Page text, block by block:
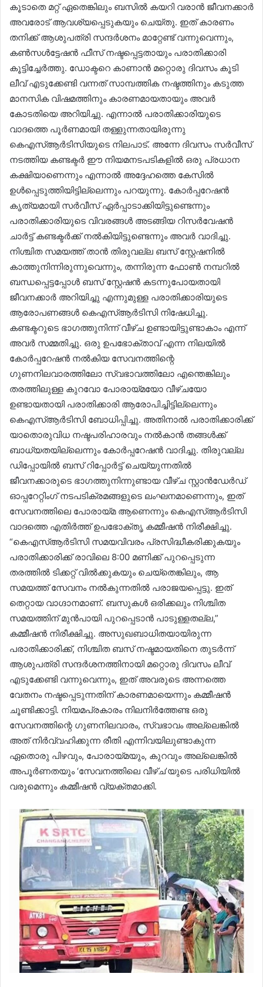
കൂടാതെ മറ്റ് ഏതെങ്കിലും ബസിൽ കയറി വരാൻ ജീവനക്കാർ
അവരോട് ആവശ്യപ്പെടുകയും ചെയ്തു. ഇത് കാരണം
തനിക്ക് ആശുപത്രി സന്ദർശനം മാറ്റേണ്ട് വന്നുവെന്നും,
കൺസൾട്ടേഷൻ ഫീസ് നഷ്ടപ്പെട്ടതായും പരാതിക്കാരി
കൂട്ടിച്ചേർത്തു. ഡോക്ടറെ കാണാൻ മറ്റൊരു ദിവസം കൂടി
ലീവ് എടുക്കേണ്ടി വന്നത് സാമ്പത്തിക നഷ്ടത്തിനും കടുത്ത
മാനസിക വിഷമത്തിനും കാരണമായതായും അവർ
കോടതിയെ അറിയിച്ചു. എന്നാൽ പരാതിക്കാരിയുടെ
വാദത്തെ പൂർണമായി തള്ളുന്നതായിരുന്നു
കെഎസ്ആർടിസിയുടെ നിലപാട്. അന്നേ ദിവസം സർവീസ്
നടത്തിയ കണ്ടക്ടർ ഈ നിയമനടപടികളിൽ ഒരു പ്രധാന
കക്ഷിയാണെന്നും എന്നാൽ അദ്ദേഹത്തെ കേസിൽ
ഉൾപ്പെടുത്തിയിട്ടില്ലെന്നും പറയുന്നു. കോർപ്പറേഷൻ
കൃത്യമായി സർവീസ് ഏർപ്പാടാക്കിയിട്ടുണ്ടെന്നും
പരാതിക്കാരിയുടെ വിവരങ്ങൾ അടങ്ങിയ റിസർവേഷൻ
ചാർട്ട് കണ്ടക്ടർക്ക് നൽകിയിട്ടുണ്ടെന്നും അവർ വാദിച്ചു.
നിശ്ചിത സമയത്ത് താൻ തിരുവല്ല ബസ് സ്റ്റേഷനിൽ
കാത്തുനിന്നിരുന്നുവെന്നും, തന്നിരുന്ന ഫോൺ നമ്പറിൽ
ബന്ധപ്പെട്ടപ്പോൾ ബസ് സ്റ്റേഷൻ കടന്നുപോയതായി
ജീവനക്കാർ അറിയിച്ചു എന്നുമുള്ള പരാതിക്കാരിയുടെ
ആരോപണങ്ങൾ കെഎസ്ആർടിസി നിഷേധിച്ചു.
കണ്ടക്ടറുടെ ഭാഗത്തുനിന്ന് വീഴ്ച ഉണ്ടായിട്ടുണ്ടാകാം എന്ന്
അവർ സമ്മതിച്ചു. ഒരു ഉപഭോക്താവ് എന്ന നിലയിൽ
കോർപ്പറേഷൻ നൽകിയ സേവനത്തിന്റെ
ഗുണനിലവാരത്തിലോ സ്വഭാവത്തിലോ എന്തെങ്കിലും
തരത്തിലുള്ള കുറവോ പോരായ്മയോ വീഴ്ചയോ
ഉണ്ടായതായി പരാതിക്കാരി ആരോപിച്ചിട്ടില്ലെന്നും
കെഎസ്ആർടിസി ബോധിപ്പിച്ചു. അതിനാൽ പരാതിക്കാരിക്ക്
യാതൊരുവിധ നഷ്ടപരിഹാരവും നൽകാൻ തങ്ങൾക്ക്
ബാധ്യതയില്ലെന്നും കോർപ്പറേഷൻ വാദിച്ചു. തിരുവല്ല
ഡിപ്പോയിൽ ബസ് റിപ്പോർട്ട് ചെയ്യുന്നതിൽ
ജീവനക്കാരുടെ ഭാഗത്തുനിന്നുണ്ടായ വീഴ്ച സ്റ്റാൻഡേർഡ്
ഓപ്പറേറ്റിംഗ് നടപടിക്രമങ്ങളുടെ ലംഘനമാണെന്നും, ഇത്
സേവനത്തിലെ പോരായ്മ ആണെന്നും കെഎസ്ആർടിസി
വാദത്തെ എതിർത്ത് ഉപഭോക്തൃ കമ്മീഷൻ നിരീക്ഷിച്ചു.
“കെഎസ്ആർടിസി സമയവിവരം പ്രസിദ്ധീകരിക്കുകയും
പരാതിക്കാരിക്ക് രാവിലെ 8:00 മണിക്ക് പുറപ്പെടുന്ന
തരത്തിൽ ടിക്കറ്റ് വിൽക്കുകയും ചെയ്‌തെങ്കിലും, ആ
സമയത്ത് സേവനം നൽകുന്നതിൽ പരാജയപ്പെട്ടു. ഇത്
തെറ്റായ വാഗ്ദാനമാണ്. ബസുകൾ ഒരിക്കലും നിശ്ചിത
സമയത്തിന് മുൻപായി പുറപ്പെടാൻ പാടുള്ളതല്ല,”
കമ്മീഷൻ നിരീക്ഷിച്ചു. അസുഖബാധിതയായിരുന്ന
പരാതിക്കാരിക്ക്, നിശ്ചിത ബസ് നഷ്ടമായതിനെ തുടർന്ന്
ആശുപത്രി സന്ദർശനത്തിനായി മറ്റൊരു ദിവസം ലീവ്
എടുക്കേണ്ടി വന്നുവെന്നും, ഇത് അവരുടെ അന്നത്തെ
വേതനം നഷ്ടപ്പെടുന്നതിന് കാരണമായെന്നും കമ്മീഷൻ
ചൂണ്ടിക്കാട്ടി. നിയമപ്രകാരം നിലനിർത്തേണ്ട ഒരു
സേവനത്തിന്റെ ഗുണനിലവാരം, സ്വഭാവം അല്ലെങ്കിൽ
അത് നിർവ്വഹിക്കുന്ന രീതി എന്നിവയിലുണ്ടാകുന്ന
ഏതൊരു പിഴവും, പോരായ്മയും, കുറവും അല്ലെങ്കിൽ
അപൂർണതയും ‘സേവനത്തിലെ വീഴ്ച’യുടെ പരിധിയിൽ
വരുമെന്നും കമ്മീഷൻ വ്യക്തമാക്കി.